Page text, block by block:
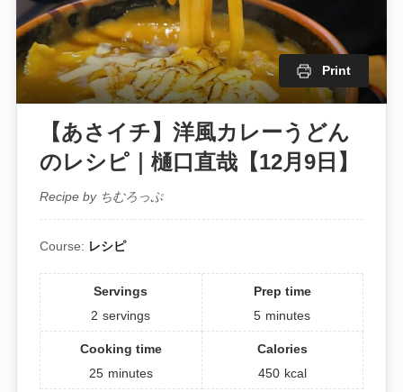
Print
【あさイチ】洋風カレーうどん
のレシピ｜樋口直哉【12月9日】
Recipe by ちむろっぷ
Course: レシピ
Servings
2 servings
Prep time
5 minutes
Cooking time
25 minutes
Calories
450 kcal